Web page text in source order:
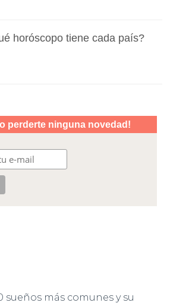
horóscopo tiene cada país?
sueños más comunes y su